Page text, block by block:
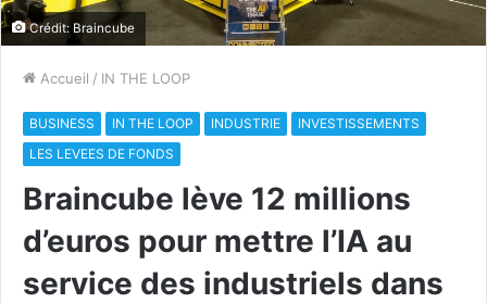
Crédit: Braincube
Accueil / IN THE LOOP
BUSINESS IN THE LOOP INDUSTRIE
INVESTISSEMENTS
LES LEVEES DE FONDS
Braincube lève 12 millions
d’euros pour mettre l’IA au
service des industriels dans